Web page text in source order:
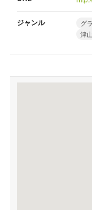
ジャンル グ
津